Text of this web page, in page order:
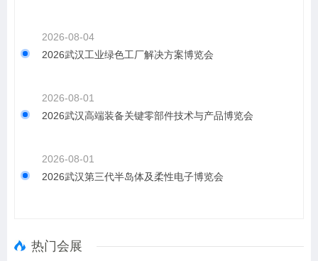
2026-08-04
2026武汉工业绿色工厂解决方案博览会
2026-08-01
2026武汉高端装备关键零部件技术与产品博览会
2026-08-01
2026武汉第三代半岛体及柔性电子博览会
热门会展